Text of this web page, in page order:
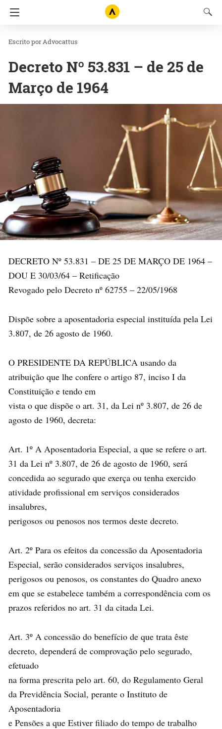
Advocattus
Decreto Nº 53.831 – de 25 de
Março de 1964
DECRETO Nº 53.831 – DE 25 DE MARÇO DE 1964 –
DOU E 30/03/64 – Retificação
Revogado pelo Decreto nº 62755 – 22/05/1968
Dispõe sobre a aposentadoria especial instituída pela Lei
3.807, de 26 agosto de 1960.
O PRESIDENTE DA REPÚBLICA usando da
atribuição que lhe confere o artigo 87, inciso I da
Constituição e tendo em
vista o que dispõe o art. 31, da Lei nº 3.807, de 26 de
agosto de 1960, decreta:
Art. 1º A Aposentadoria Especial, a que se refere o art.
31 da Lei nº 3.807, de 26 de agosto de 1960, será
concedida ao segurado que exerça ou tenha exercido
atividade profissional em serviços considerados
insalubres,
perigosos ou penosos nos termos deste decreto.
Art. 2º Para os efeitos da concessão da Aposentadoria
Especial, serão considerados serviços insalubres,
perigosos ou penosos, os constantes do Quadro anexo
em que se estabelece também a correspondência com os
prazos referidos no art. 31 da citada Lei.
Art. 3º A concessão do benefício de que trata êste
decreto, dependerá de comprovação pelo segurado,
efetuado
na forma prescrita pelo art. 60, do Regulamento Geral
da Previdência Social, perante o Instituto de
Aposentadoria
e Pensões a que Estiver filiado do tempo de trabalho